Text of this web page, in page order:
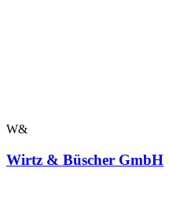
W&
Wirtz & Büscher GmbH